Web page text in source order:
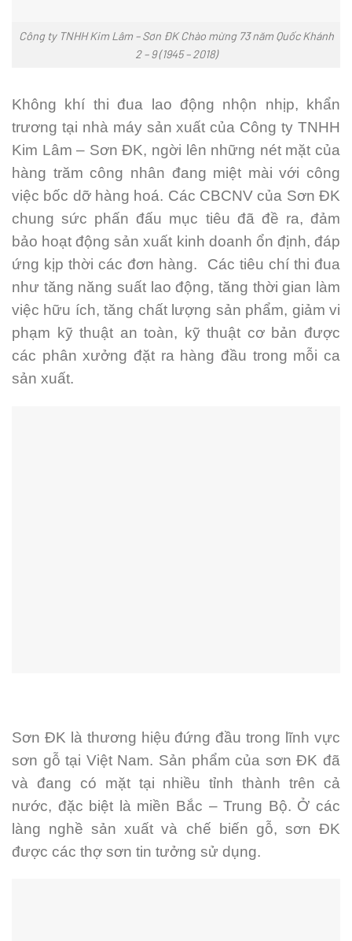
Công ty TNHH Kim Lâm – Sơn ĐK Chào mừng 73 năm Quốc Khánh
2 – 9 (1945 – 2018)
Không khí thi đua lao động nhộn nhịp, khẩn
trương tại nhà máy sản xuất của Công ty TNHH
Kim Lâm – Sơn ĐK, ngời lên những nét mặt của
hàng trăm công nhân đang miệt mài với công
việc bốc dỡ hàng hoá. Các CBCNV của Sơn ĐK
chung sức phấn đấu mục tiêu đã đề ra, đảm
bảo hoạt động sản xuất kinh doanh ổn định, đáp
ứng kịp thời các đơn hàng. Các tiêu chí thi đua
như tăng năng suất lao động, tăng thời gian làm
việc hữu ích, tăng chất lượng sản phẩm, giảm vi
phạm kỹ thuật an toàn, kỹ thuật cơ bản được
các phân xưởng đặt ra hàng đầu trong mỗi ca
sản xuất.
Sơn ĐK là thương hiệu đứng đầu trong lĩnh vực
sơn gỗ tại Việt Nam. Sản phẩm của sơn ĐK đã
và đang có mặt tại nhiều tỉnh thành trên cả
nước, đặc biệt là miền Bắc – Trung Bộ. Ở các
làng nghề sản xuất và chế biến gỗ, sơn ĐK
được các thợ sơn tin tưởng sử dụng.